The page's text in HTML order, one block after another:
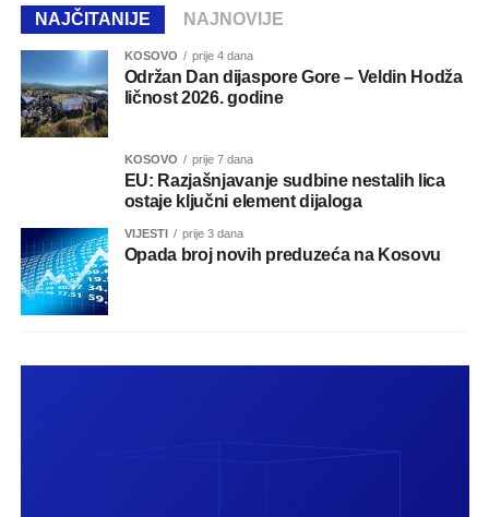
NAJČITANIJE NAJNOVIJE
KOSOVO prije 4 dana
Održan Dan dijaspore Gore – Veldin Hodža
ličnost 2026. godine
KOSOVO prije 7 dana
EU: Razjašnjavanje sudbine nestalih lica
ostaje ključni element dijaloga
VIJESTI prije 3 dana
Opada broj novih preduzeća na Kosovu